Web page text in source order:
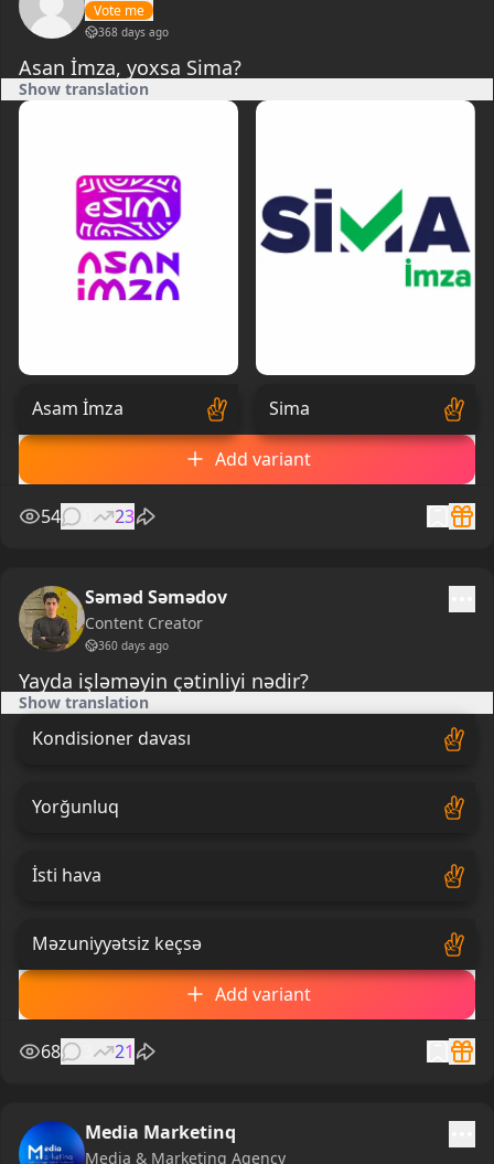
Vote me
368 days ago
Asan İmza, yoxsa Sima?
Show translation
Asam İmza Sima
Add variant
54 23
Səməd Səmədov
Content Creator
360 days ago
Yayda işləməyin çətinliyi nədir?
Show translation
Kondisioner davası
Yorğunluq
İsti hava
Məzuniyyətsiz keçsə
Add variant
68 21
Media Marketinq
Media & Marketing Agency